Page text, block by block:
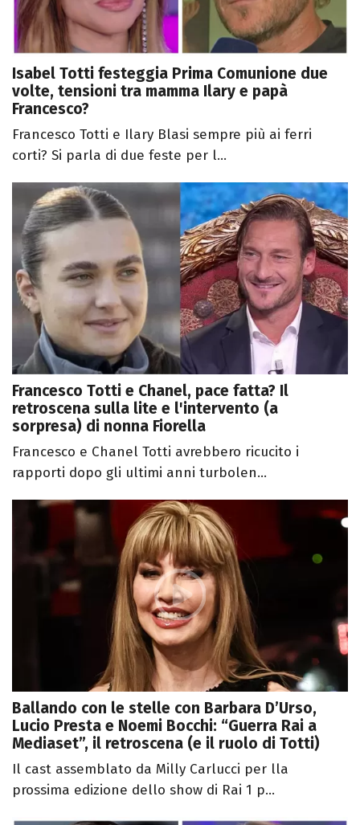
Isabel Totti festeggia Prima Comunione due
volte, tensioni tra mamma Ilary e papà
Francesco?
Francesco Totti e Ilary Blasi sempre più ai ferri
corti? Si parla di due feste per l...
Francesco Totti e Chanel, pace fatta? Il
retroscena sulla lite e l'intervento (a
sorpresa) di nonna Fiorella
Francesco e Chanel Totti avrebbero ricucito i
rapporti dopo gli ultimi anni turbolen...
Ballando con le stelle con Barbara D’Urso,
Lucio Presta e Noemi Bocchi: “Guerra Rai a
Mediaset”, il retroscena (e il ruolo di Totti)
Il cast assemblato da Milly Carlucci per lla
prossima edizione dello show di Rai 1 p...